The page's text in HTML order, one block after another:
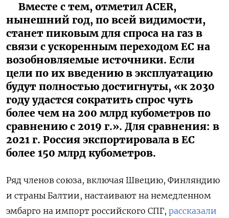
Вместе с тем, отметил ACER,
нынешний год, по всей видимости,
станет пиковым для спроса на газ в
связи с ускоренным переходом ЕС на
возобновляемые источники. Если
цели по их введению в эксплуатацию
будут полностью достигнуты, «к 2030
году удастся сократить спрос чуть
более чем на 200 млрд кубометров по
сравнению с 2019 г.». Для сравнения: в
2021 г. Россия экспортировала в ЕС
более 150 млрд кубометров.
Ряд членов союза, включая Швецию, Финляндию
и страны Балтии, настаивают на немедленном
эмбарго на импорт российского СПГ, рассказали